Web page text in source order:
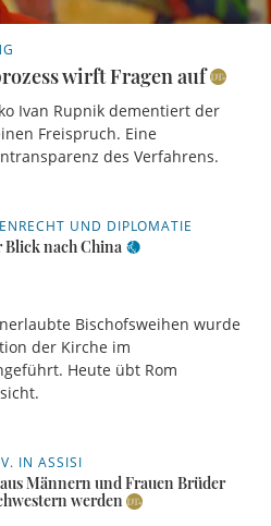
wirft Fragen auf
Ivan Rupnik dementiert der
Freispruch. Eine
des Verfahrens.
UND DIPLOMATIE
nach China
Bischofsweihen wurde
der Kirche im
Heute übt Rom
IN ASSISI
Männern und Frauen Brüder
werden